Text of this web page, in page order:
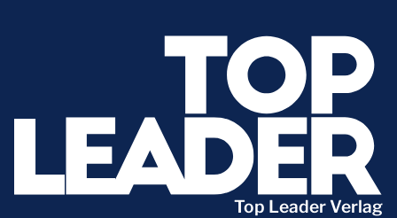
Top Leader Verlag